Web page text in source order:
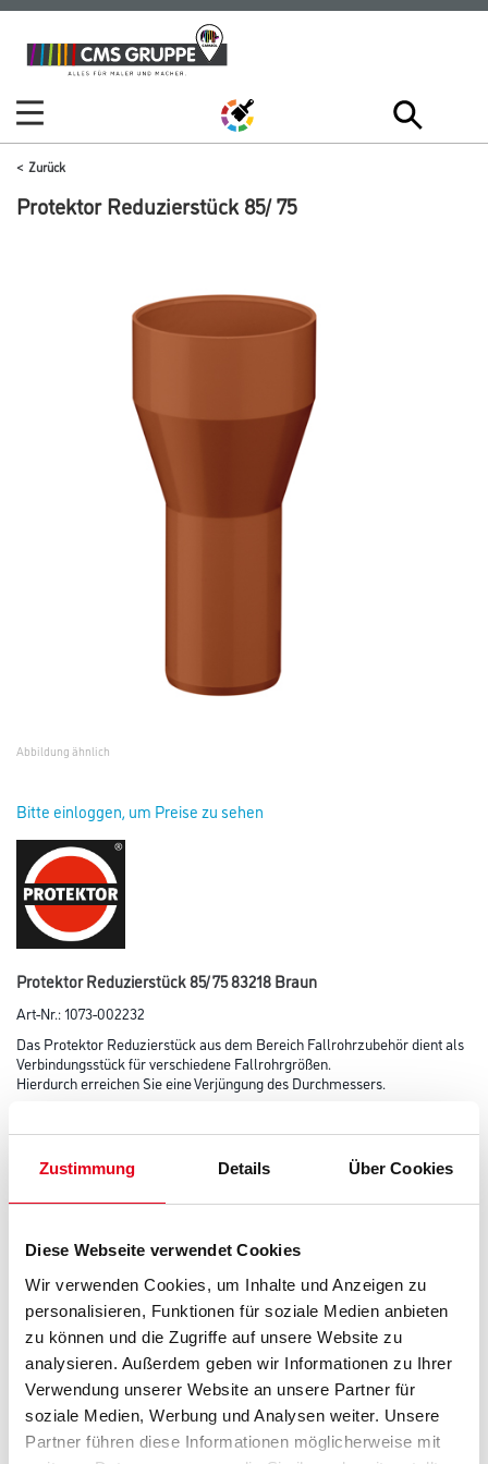
Zustimmung Details Über Cookies
Diese Webseite verwendet Cookies
Wir verwenden Cookies, um Inhalte und Anzeigen zu
personalisieren, Funktionen für soziale Medien anbieten
zu können und die Zugriffe auf unsere Website zu
analysieren. Außerdem geben wir Informationen zu Ihrer
Verwendung unserer Website an unsere Partner für
soziale Medien, Werbung und Analysen weiter. Unsere
Partner führen diese Informationen möglicherweise mit
Zum
Inhalt
Zum
Navigationsmenü
Zurück
Protektor Reduzierstück 85/ 75
Abbildung ähnlich
Bitte einloggen, um Preise zu sehen
Protektor Reduzierstück 85/ 75 83218 Braun
Art-Nr.:1073-002232
Das Protektor Reduzierstück aus dem Bereich Fallrohrzubehör dient als
Verbindungsstück für verschiedene Fallrohrgrößen.
Hierdurch erreichen Sie eine Verjüngung des Durchmessers.
Farbtonbezeichnung
Höhe in centimeter